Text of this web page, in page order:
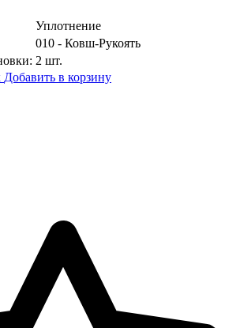
Уплотнение
010 - Ковш-Рукоять
2 шт.
Добавить в корзину